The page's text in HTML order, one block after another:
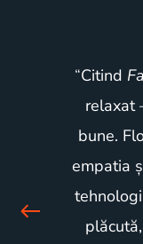
“Citind
relaxat
bune.
empatia